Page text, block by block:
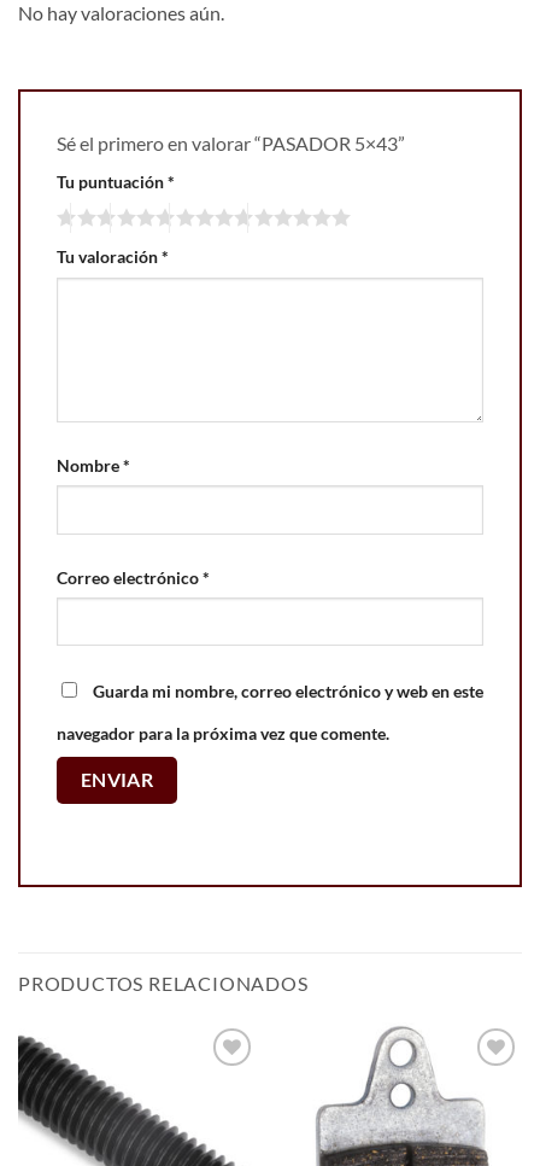
No hay valoraciones aún.
Sé el primero en valorar “PASADOR 5×43”
Tu puntuación*
Tu valoración*
Nombre*
Correo electrónico*
Guarda mi nombre, correo electrónico y web en este
navegador para la próxima vez que comente.
PRODUCTOS RELACIONADOS
wishlist